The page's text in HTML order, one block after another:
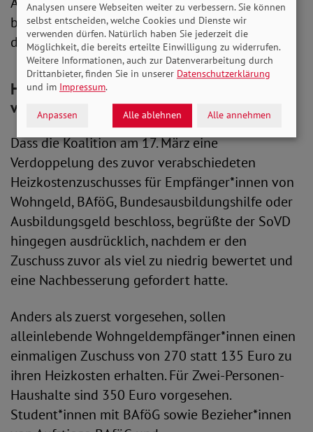
besser wäre jedoch ergänzend eine Absenkung
der Stromsteuer gewesen.“
Heizkostenzuschuss für ärmere Haushalte
verdoppelt
Dass die Koalition am 17. März eine
Verdoppelung des zuvor verabschiedeten
Heizkostenzuschusses für Empfänger*innen von
Wohngeld, BAföG, Bundesausbildungshilfe oder
Ausbildungsgeld beschloss, begrüßte der SoVD
hingegen ausdrücklich, nachdem er den
Zuschuss zuvor als viel zu niedrig bewertet und
eine Nachbesserung gefordert hatte.
Anders als zuerst vorgesehen, sollen
alleinlebende Wohngeldempfänger*innen einen
einmaligen Zuschuss von 270 statt 135 Euro zu
ihren Heizkosten erhalten. Für Zwei-Personen-
Haushalte sind 350 Euro vorgesehen.
Student*innen mit BAföG sowie Bezieher*innen
Analysen unsere Webseiten weiter zu verbessern. Sie können
selbst entscheiden, welche Cookies und Dienste wir
verwenden dürfen. Natürlich haben Sie jederzeit die
Möglichkeit, die bereits erteilte Einwilligung zu widerrufen.
Weitere Informationen, auch zur Datenverarbeitung durch
Drittanbieter, finden Sie in unserer Datenschutzerklärung
und im Impressum.
Anpassen Alle ablehnen Alle annehmen